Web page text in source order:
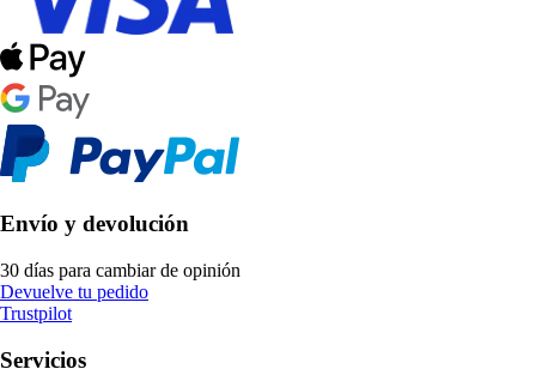
Envío y devolución
30 días para cambiar de opinión
Devuelve tu pedido
Trustpilot
Servicios